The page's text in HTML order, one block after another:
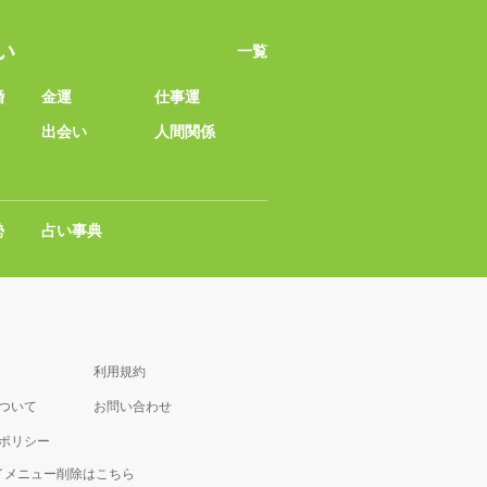
一覧
金運
仕事運
出会い
人間関係
占い事典
利用規約
いて お問い合わせ
リシー
ニュー削除はこちら